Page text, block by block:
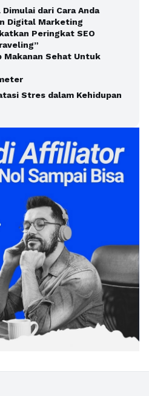
dari Cara Anda
Digital Marketing
Peringkat SEO
Makanan Sehat Untuk
Stres dalam Kehidupan